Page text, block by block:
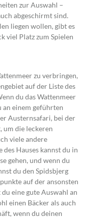
zur Auswahl –
abgeschirmt sind.
liegen wollen, gibt es
viel Platz zum Spielen
zu verbringen,
auf der Liste des
du das Wattenmeer
an einem geführten
Austernsafari, bei der
um die leckeren
viele andere
Hauses kannst du in
gehen, und wenn du
du den Spidsbjerg
auf der ansonsten
eine gute Auswahl an
einen Bäcker als auch
wenn du deinen